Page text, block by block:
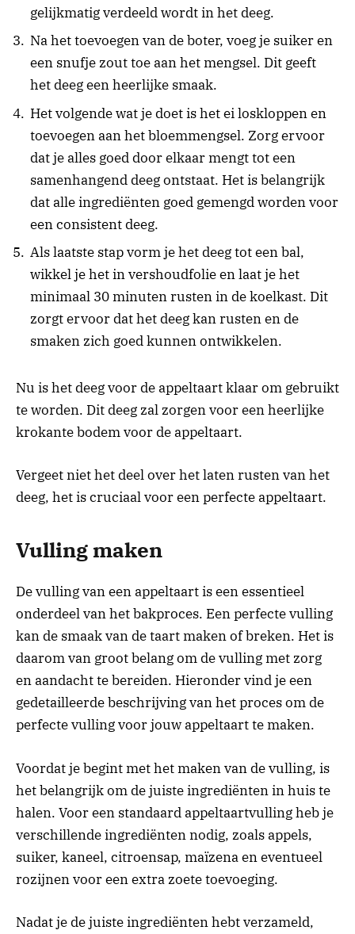
gelijkmatig verdeeld wordt in het deeg.
Na het toevoegen van de boter, voeg je suiker en
een snufje zout toe aan het mengsel. Dit geeft
het deeg een heerlijke smaak.
Het volgende wat je doet is het ei loskloppen en
toevoegen aan het bloemmengsel. Zorg ervoor
dat je alles goed door elkaar mengt tot een
samenhangend deeg ontstaat. Het is belangrijk
dat alle ingrediënten goed gemengd worden voor
een consistent deeg.
Als laatste stap vorm je het deeg tot een bal,
wikkel je het in vershoudfolie en laat je het
minimaal 30 minuten rusten in de koelkast. Dit
zorgt ervoor dat het deeg kan rusten en de
smaken zich goed kunnen ontwikkelen.
Nu is het deeg voor de appeltaart klaar om gebruikt
te worden. Dit deeg zal zorgen voor een heerlijke
krokante bodem voor de appeltaart.
Vergeet niet het deel over het laten rusten van het
deeg, het is cruciaal voor een perfecte appeltaart.
Vulling maken
De vulling van een appeltaart is een essentieel
onderdeel van het bakproces. Een perfecte vulling
kan de smaak van de taart maken of breken. Het is
daarom van groot belang om de vulling met zorg
en aandacht te bereiden. Hieronder vind je een
gedetailleerde beschrijving van het proces om de
perfecte vulling voor jouw appeltaart te maken.
Voordat je begint met het maken van de vulling, is
het belangrijk om de juiste ingrediënten in huis te
halen. Voor een standaard appeltaartvulling heb je
verschillende ingrediënten nodig, zoals appels,
suiker, kaneel, citroensap, maïzena en eventueel
rozijnen voor een extra zoete toevoeging.
Nadat je de juiste ingrediënten hebt verzameld,